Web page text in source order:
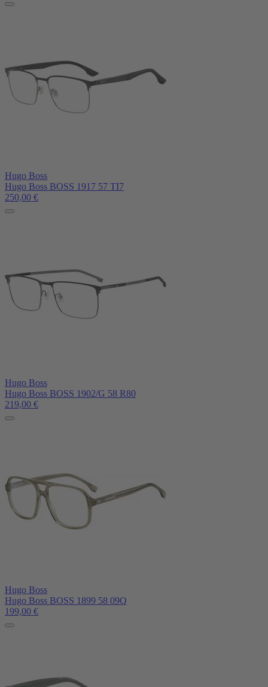
Hugo Boss
Hugo Boss BOSS 1917 57 TI7
250,00 €
Hugo Boss
Hugo Boss BOSS 1902/G 58 R80
219,00 €
Hugo Boss
Hugo Boss BOSS 1899 58 09Q
199,00 €